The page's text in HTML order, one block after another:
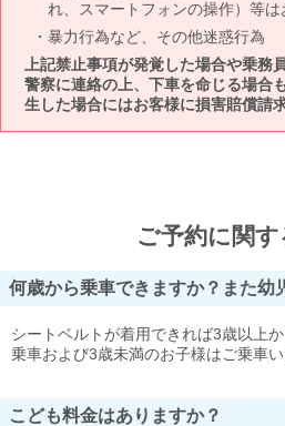
れ、スマートフォンの操作）等は
暴力行為など、その他迷惑行為
上記禁止事項が発覚した場合や乗務
警察に連絡の上、下車を命じる場合
生した場合にはお客様に損害賠償請
ご予約に関
何歳から乗車できますか？また幼
シートベルトが着用できれば3歳以上
乗車および3歳未満のお子様はご乗車い
こども料金はありますか？